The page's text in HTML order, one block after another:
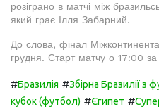
розіграно в матчі між
який грає Ілля Забарний.
До слова, фінал
грудня. Старт матчу о 17:00 за
#Бразилія #Збірна Бразилії з
кубок (футбол) #Єгипет #